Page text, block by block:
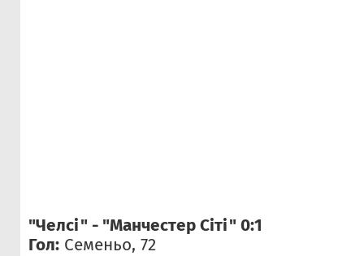
"Челсі" - "Манчестер Сіті" 0:1
Гол: Семеньо, 72